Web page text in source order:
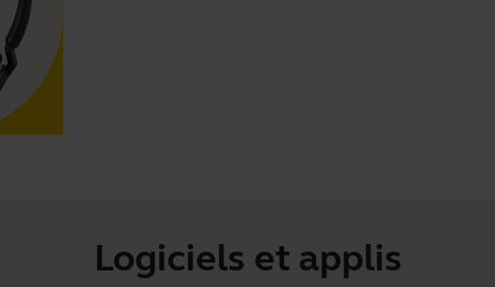
Logiciels et applis